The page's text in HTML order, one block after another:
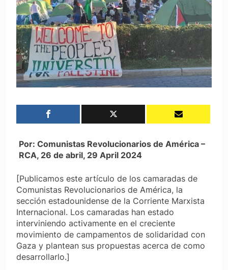
Por: Comunistas Revolucionarios de América –
RCA, 26 de abril, 29 April 2024
[Publicamos este artículo de los camaradas de
Comunistas Revolucionarios de América, la
sección estadounidense de la Corriente Marxista
Internacional. Los camaradas han estado
interviniendo activamente en el creciente
movimiento de campamentos de solidaridad con
Gaza y plantean sus propuestas acerca de como
desarrollarlo.]